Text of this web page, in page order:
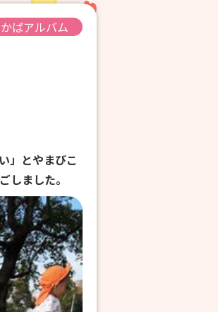
ばアルバム
」とやまびこ
しました。